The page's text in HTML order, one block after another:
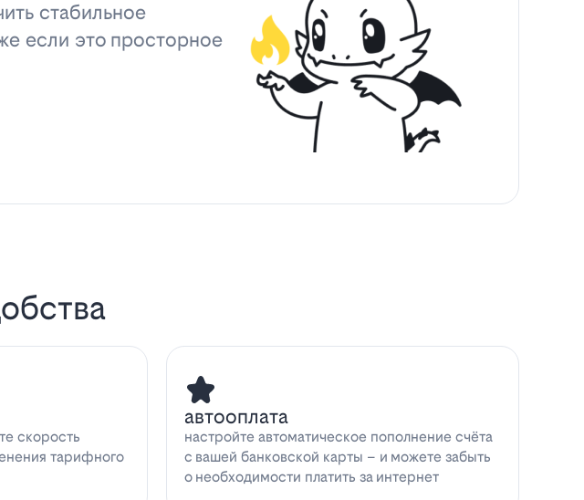
стабильное
если это просторное
скорость
тарифного
автооплата
настройте автоматическое пополнение счёта
с вашей банковской карты – и можете забыть
о необходимости платить за интернет